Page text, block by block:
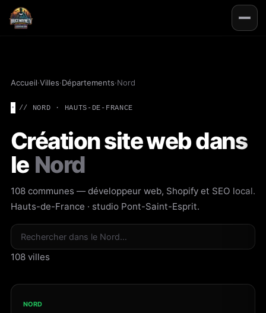
Accueil·Villes·Départements·Nord
// NORD · HAUTS-DE-FRANCE
Création site web dans
le Nord
108 communes — développeur web, Shopify et SEO local.
Hauts-de-France · studio Pont-Saint-Esprit.
Rechercher une ville
108 villes
NORD